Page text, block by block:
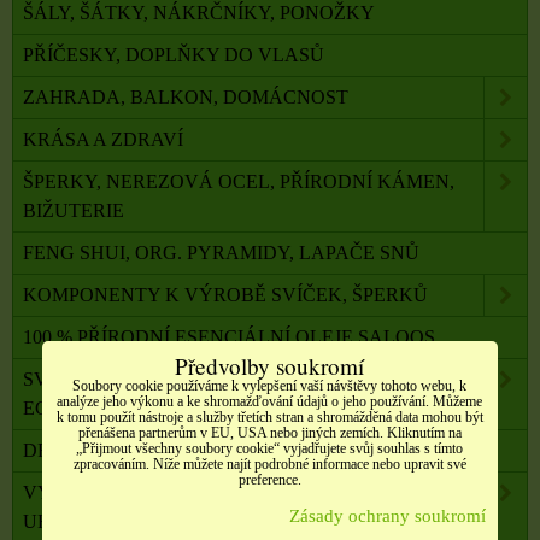
ŠÁLY, ŠÁTKY, NÁKRČNÍKY, PONOŽKY
PŘÍČESKY, DOPLŇKY DO VLASŮ
ZAHRADA, BALKON, DOMÁCNOST
KRÁSA A ZDRAVÍ
ŠPERKY, NEREZOVÁ OCEL, PŘÍRODNÍ KÁMEN,
BIŽUTERIE
FENG SHUI, ORG. PYRAMIDY, LAPAČE SNŮ
KOMPONENTY K VÝROBĚ SVÍČEK, ŠPERKŮ
100 % PŘÍRODNÍ ESENCIÁLNÍ OLEJE SALOOS
SVÍČKY Z PALMOVÉHO A SÓJOVÉHO VOSKU
ECO
DRAHÉ A LÉČIVÉ KAMENY
VYKUŘOVADLA, VONNÉ TYČINKY A ŠIŠKY,
UHLÍKY
Předvolby soukromí
Soubory cookie používáme k vylepšení vaší návštěvy tohoto webu, k
analýze jeho výkonu a ke shromažďování údajů o jeho používání. Můžeme
k tomu použít nástroje a služby třetích stran a shromážděná data mohou být
přenášena partnerům v EU, USA nebo jiných zemích. Kliknutím na
„Přijmout všechny soubory cookie“ vyjadřujete svůj souhlas s tímto
zpracováním. Níže můžete najít podrobné informace nebo upravit své
preference.
Zásady ochrany soukromí